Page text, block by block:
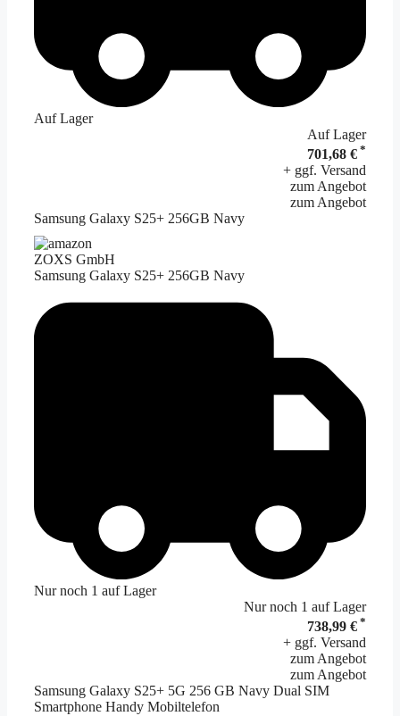
Auf Lager
Auf Lager
701,68 € *
+ ggf. Versand
zum Angebot
zum Angebot
Samsung Galaxy S25+ 256GB Navy
ZOXS GmbH
Samsung Galaxy S25+ 256GB Navy
Nur noch 1 auf Lager
Nur noch 1 auf Lager
738,99 € *
+ ggf. Versand
zum Angebot
zum Angebot
Samsung Galaxy S25+ 5G 256 GB Navy Dual SIM
Smartphone Handy Mobiltelefon